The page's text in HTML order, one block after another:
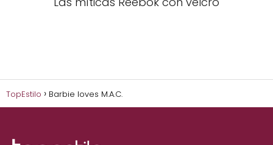
TopEstilo Barbie loves M.A.C.